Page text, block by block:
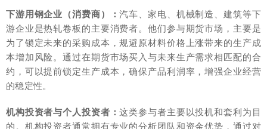
下游用钢企业（消费商）：汽车、家电、机械制造、建筑等下
游企业是热轧卷板的主要消费者。他们参与期货市场，主要是
为了锁定未来的采购成本，规避原材料价格上涨带来的生产成
本增加风险。通过在期货市场买入与未来生产需求相匹配的合
约，可以提前锁定生产成本，确保产品利润率，增强企业经营
的稳定性。
机构投资者与个人投资者：这类参与者主要以投机和套利为目
的。机构投资者通常拥有专业的分析团队和资金优势，通过对